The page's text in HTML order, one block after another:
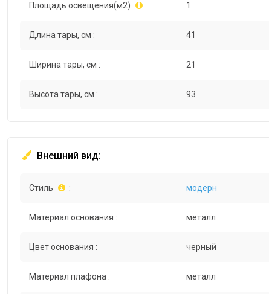
Площадь освещения(м2) : 1
Длина тары, см : 41
Ширина тары, см : 21
Высота тары, см : 93
Внешний вид:
Стиль : модерн
Материал основания : металл
Цвет основания : черный
Материал плафона : металл